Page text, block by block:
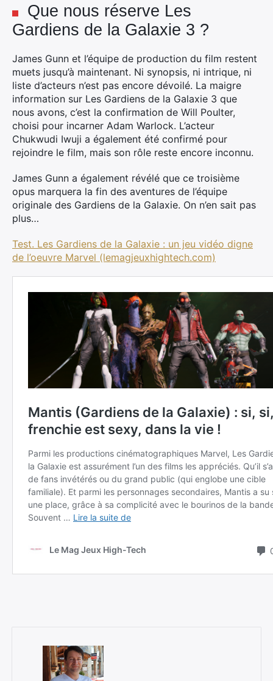
Que nous réserve Les
Gardiens de la Galaxie 3 ?
James Gunn et l’équipe de production du film restent
muets jusqu’à maintenant. Ni synopsis, ni intrique, ni
liste d’acteurs n’est pas encore dévoilé. La maigre
information sur Les Gardiens de la Galaxie 3 que
nous avons, c’est la confirmation de Will Poulter,
choisi pour incarner Adam Warlock. L’acteur
Chukwudi Iwuji a également été confirmé pour
rejoindre le film, mais son rôle reste encore inconnu.
James Gunn a également révélé que ce troisième
opus marquera la fin des aventures de l’équipe
originale des Gardiens de la Galaxie. On n’en sait pas
plus…
Test. Les Gardiens de la Galaxie : un jeu vidéo digne
de l’oeuvre Marvel (lemagjeuxhightech.com)